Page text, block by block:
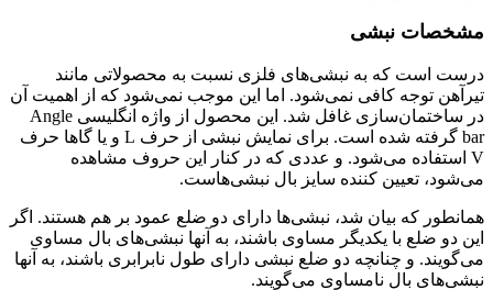
مشخصات نبشی
درست است که به نبشی‌های فلزی نسبت به محصولاتی مانند
تیرآهن توجه کافی نمی‌شود. اما این موجب نمی‌شود که از اهمیت آن
در ساختمان‌سازی غافل شد. این محصول از واژه انگلیسی Angle
bar گرفته شده است. برای نمایش نبشی از حرف L و یا گاها حرف
V استفاده می‌شود. و عددی که در کنار این حروف مشاهده
می‌شود، تعیین کننده سایز بال نبشی‌هاست.
همانطور که بیان شد، نبشی‌ها دارای دو ضلع عمود بر هم هستند. اگر
این دو ضلع با یکدیگر مساوی باشند، به آنها نبشی‌های بال مساوی
می‌گویند. و چنانچه دو ضلع نبشی دارای طول نابرابری باشند، به آنها
نبشی‌های بال نامساوی می‌گویند.